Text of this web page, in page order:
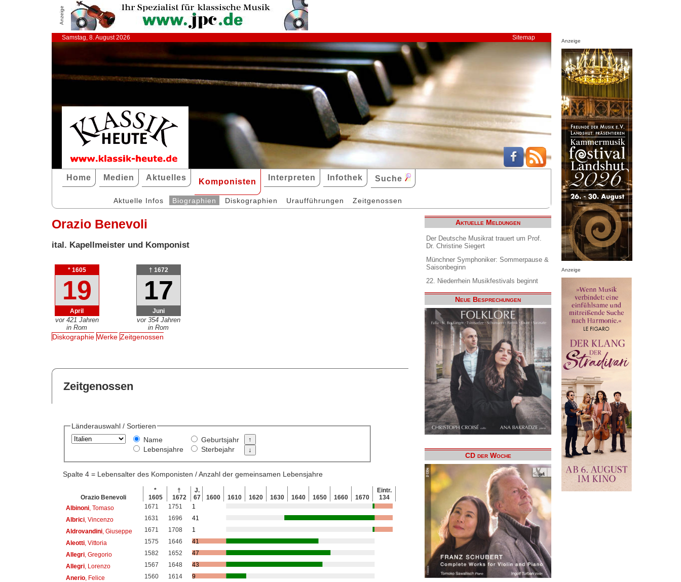
Anzeige
Samstag, 8. August 2026 Sitemap
Home Medien Aktuelles Komponisten Interpreten Infothek Suche
Aktuelle Infos Biographien Diskographien Uraufführungen Zeitgenossen
Orazio Benevoli
ital. Kapellmeister und Komponist
* 1605
19
April
vor 421 Jahren
in Rom
† 1672
17
Juni
vor 354 Jahren
in Rom
Diskographie Werke Zeitgenossen
Zeitgenossen
Länderauswahl / Sortieren
Name
Lebensjahre
Geburtsjahr
Sterbejahr
Spalte 4 = Lebensalter des Komponisten / Anzahl der gemeinsamen Lebensjahre
Orazio Benevoli
*
1605
†
1672
J.
67
1600 1610 1620 1630 1640 1650 1660 1670
Eintr.
134
Albinoni, Tomaso 1671 1751
1
Albrici, Vincenzo 1631 1696
41
Aldrovandini, Giuseppe 1671 1708
1
Aleotti, Vittoria 1575 1646
41
Allegri, Gregorio 1582 1652
47
Allegri, Lorenzo 1567 1648
43
Anerio, Felice 1560 1614
9
Aktuelle Meldungen
Der Deutsche Musikrat trauert um Prof.
Dr. Christine Siegert
Münchner Symphoniker: Sommerpause &
Saisonbeginn
22. Niederrhein Musikfestivals beginnt
Neue Besprechungen
CD der Woche
Anzeige
Anzeige